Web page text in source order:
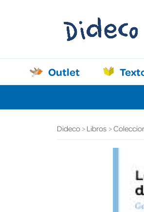
Outlet
Dideco Libros